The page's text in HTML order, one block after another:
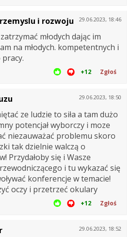
29.06.2023, 18:46
i rozwoju
młodych dając im
na młodych. kompetentnych i
+12 Zgłoś
29.06.2023, 18:50
ze ludzie to siła a tam dużo
potencjał wyborczy i moze
niezauważać problemu skoro
tak dzielnie walczą o
Przydałoby się i Wasze
i tu wykazać się
konferencje w temacie!
oczy i przetrzeć okulary
+12 Zgłoś
29.06.2023, 18:52